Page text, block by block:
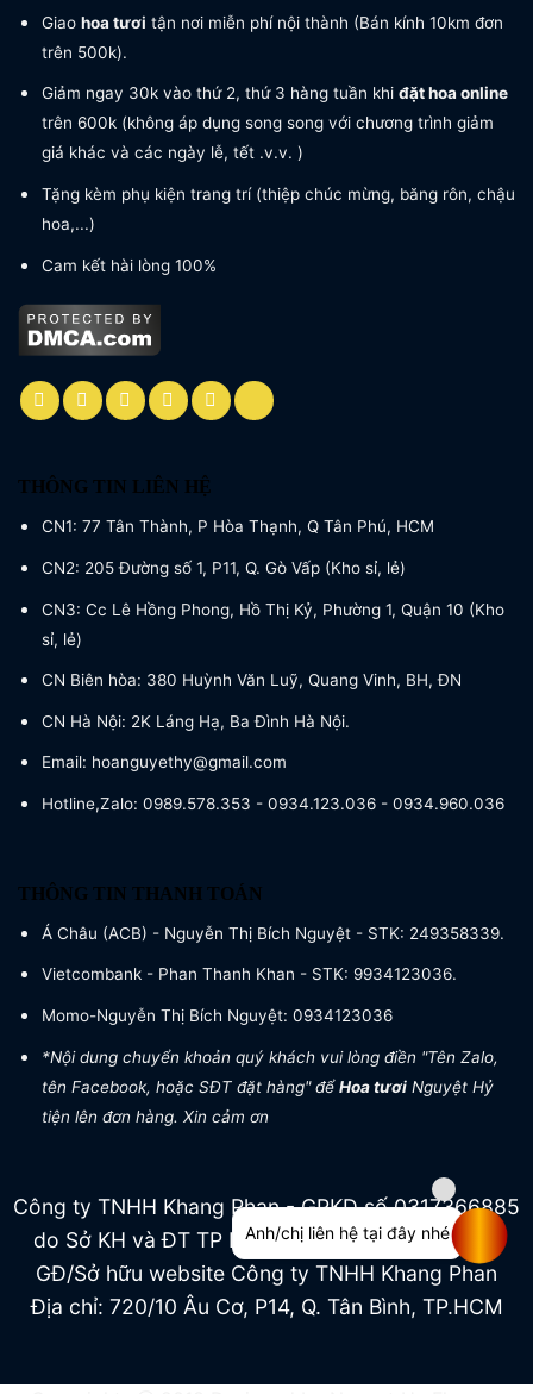
Giao hoa tươi tận nơi miễn phí nội thành (Bán kính 10km đơn
trên 500k).
Giảm ngay 30k vào thứ 2, thứ 3 hàng tuần khi đặt hoa online
trên 600k (không áp dụng song song với chương trình giảm
giá khác và các ngày lễ, tết .v.v. )
Tặng kèm phụ kiện trang trí (thiệp chúc mừng, băng rôn, chậu
hoa,...)
Cam kết hài lòng 100%
THÔNG TIN LIÊN HỆ
CN1: 77 Tân Thành, P Hòa Thạnh, Q Tân Phú, HCM
CN2: 205 Đường số 1, P11, Q. Gò Vấp (Kho sỉ, lẻ)
CN3: Cc Lê Hồng Phong, Hồ Thị Kỷ, Phường 1, Quận 10 (Kho
sỉ, lẻ)
CN Biên hòa: 380 Huỳnh Văn Luỹ, Quang Vinh, BH, ĐN
CN Hà Nội: 2K Láng Hạ, Ba Đình Hà Nội.
Email: hoanguyethy@gmail.com
Hotline,Zalo: 0989.578.353 - 0934.123.036 - 0934.960.036
THÔNG TIN THANH TOÁN
Á Châu (ACB) - Nguyễn Thị Bích Nguyệt - STK: 249358339.
Vietcombank - Phan Thanh Khan - STK: 9934123036.
Momo-Nguyễn Thị Bích Nguyệt: 0934123036
*Nội dung chuyển khoản quý khách vui lòng điền "Tên Zalo,
tên Facebook, hoặc SĐT đặt hàng" đểHoa tươi Nguyệt Hỷ
tiện lên đơn hàng. Xin cảm ơn
Công ty TNHH Khang Phan - GPKD số 0317366885
do Sở KH và ĐT TP HCM cấp ngày 04/07/2022
GĐ/Sở hữu website Công ty TNHH Khang Phan
Địa chỉ: 720/10 Âu Cơ, P14, Q. Tân Bình, TP.HCM
Anh/chị liên hệ tại đây nhé